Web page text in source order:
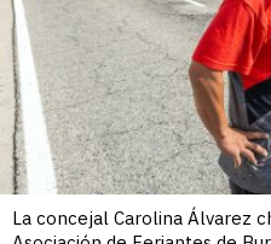
La concejal Carolina Álvarez